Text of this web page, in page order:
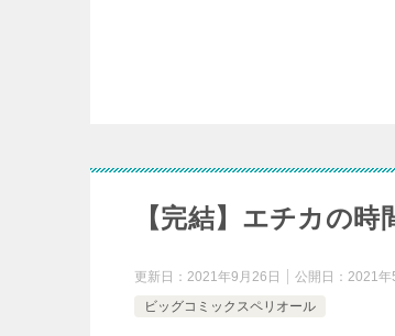
【完結】エチカの
更新日： 2021年9月26日 公開日： 2021年
ビッグコミックスペリオール